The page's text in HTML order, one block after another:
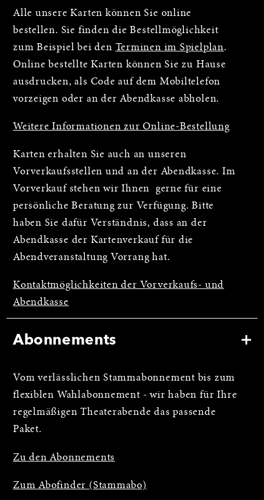
Alle unsere Karten können Sie online
bestellen. Sie finden die Bestellmöglichkeit
zum Beispiel bei den Terminen im Spielplan.
Online bestellte Karten können Sie zu Hause
ausdrucken, als Code auf dem Mobiltelefon
vorzeigen oder an der Abendkasse abholen.
Weitere Informationen zur Online-Bestellung
Karten erhalten Sie auch an unseren
Vorverkaufsstellen und an der Abendkasse. Im
Vorverkauf stehen wir Ihnen gerne für eine
persönliche Beratung zur Verfügung. Bitte
haben Sie dafür Verständnis, dass an der
Abendkasse der Kartenverkauf für die
Abendveranstaltung Vorrang hat.
Kontaktmöglichkeiten der Vorverkaufs- und
Abendkasse
Abonnements
Vom verlässlichen Stammabonnement bis zum
flexiblen Wahlabonnement - wir haben für Ihre
regelmäßigen Theaterabende das passende
Paket.
Zu den Abonnements
Zum Abofinder (Stammabo)